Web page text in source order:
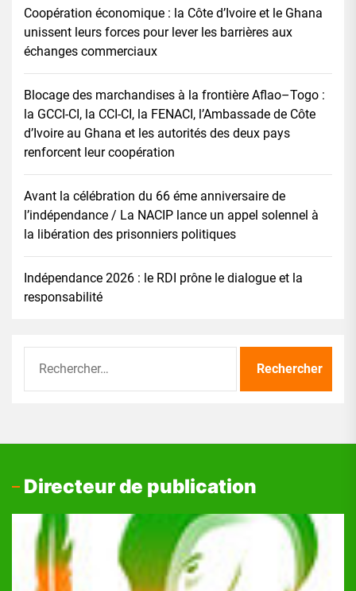
Coopération économique : la Côte d’Ivoire et le Ghana
unissent leurs forces pour lever les barrières aux
échanges commerciaux
Blocage des marchandises à la frontière Aflao–Togo :
la GCCI-CI, la CCI-CI, la FENACI, l’Ambassade de Côte
d’Ivoire au Ghana et les autorités des deux pays
renforcent leur coopération
Avant la célébration du 66 éme anniversaire de
l’indépendance / La NACIP lance un appel solennel à
la libération des prisonniers politiques
Indépendance 2026 : le RDI prône le dialogue et la
responsabilité
Directeur de publication